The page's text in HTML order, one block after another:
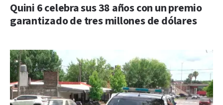
Quini 6 celebra sus 38 años con un premio
garantizado de tres millones de dólares